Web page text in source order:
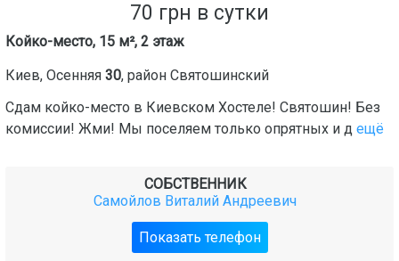
70 грн в сутки
Койко-место, 15 м², 2 этаж
Киев, Осенняя 30, район Святошинский
Сдам койко-место в Киевском Хостеле! Святошин! Без
комиссии! Жми! Мы поселяем только опрятных и д ещё
СОБСТВЕННИК
Самойлов Виталий Андреевич
Показать телефон